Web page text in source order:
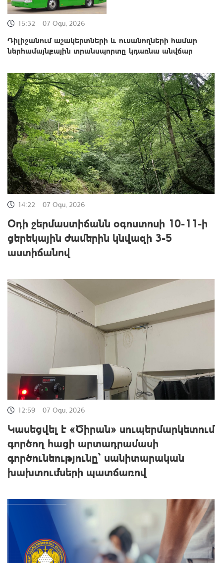
15:32 07 Օգս, 2026
Դիլիջանում աշակերտների և ուսանողների համար
ներհամայնքային տրանսպորտը կդառնա անվճար
14:22 07 Օգս, 2026
Օդի ջերմաստիճանն օգոստոսի 10-11-ի
ցերեկային ժամերին կնվազի 3-5
աստիճանով
12:59 07 Օգս, 2026
Կասեցվել է «Ծիրան» սուպերմարկետում
գործող հացի արտադրամասի
գործունեությունը՝ սանիտարական
խախտումների պատճառով